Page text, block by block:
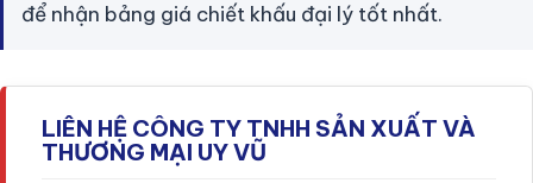
để nhận bảng giá chiết khấu đại lý tốt nhất.
LIÊN HỆ CÔNG TY TNHH SẢN XUẤT VÀ
THƯƠNG MẠI UY VŨ